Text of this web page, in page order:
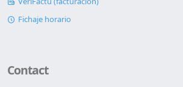
Fichaje horario
Contact